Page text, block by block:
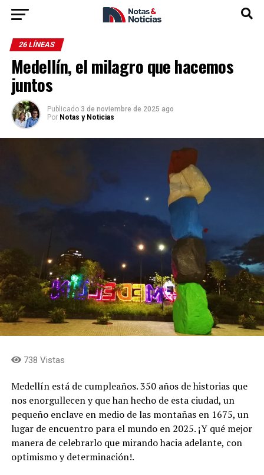
26 LÍNEAS
Medellín, el milagro que hacemos
juntos
Publicado 3 de noviembre de 2025 ago
Por Notas y Noticias
738 Vistas
Medellín está de cumpleaños. 350 años de historias que
nos enorgullecen y que han hecho de esta ciudad, un
pequeño enclave en medio de las montañas en 1675, un
lugar de encuentro para el mundo en 2025. ¡Y qué mejor
manera de celebrarlo que mirando hacia adelante, con
optimismo y determinación!.